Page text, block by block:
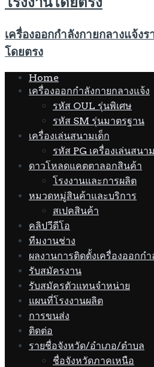
เครื่องออกกำลังกายกลางแจ้ง
โดยตรง
Home
เครื่องออกกำลังกายกลางแจ้ง
รหัส OUL รุ่นพิเศษ
รหัส SM รุ่นมาตรฐาน
เครื่องเล่นสนามเด็ก
รหัส PG เครื่องเล่นสนา
ดาวโหลดแคตตาลอกสินค้า
โรงงานและการผลิต
หมวดหมู่สินค้าและบริการ
สเปคสินค้า
คลิปวีดีโอ
ทีมงานช่าง
ผลงานการติดตั้งเครื่องออกก
รับสมัครงาน
รับสมัครตัวแทนจำหน่าย
แผนที่โรงงานผลิต
การขนส่ง
ติดต่อ
รายชื่อจังหวัด/อำเภอ/ตำบล
ชื่อจังหวัดภาคเหนือ